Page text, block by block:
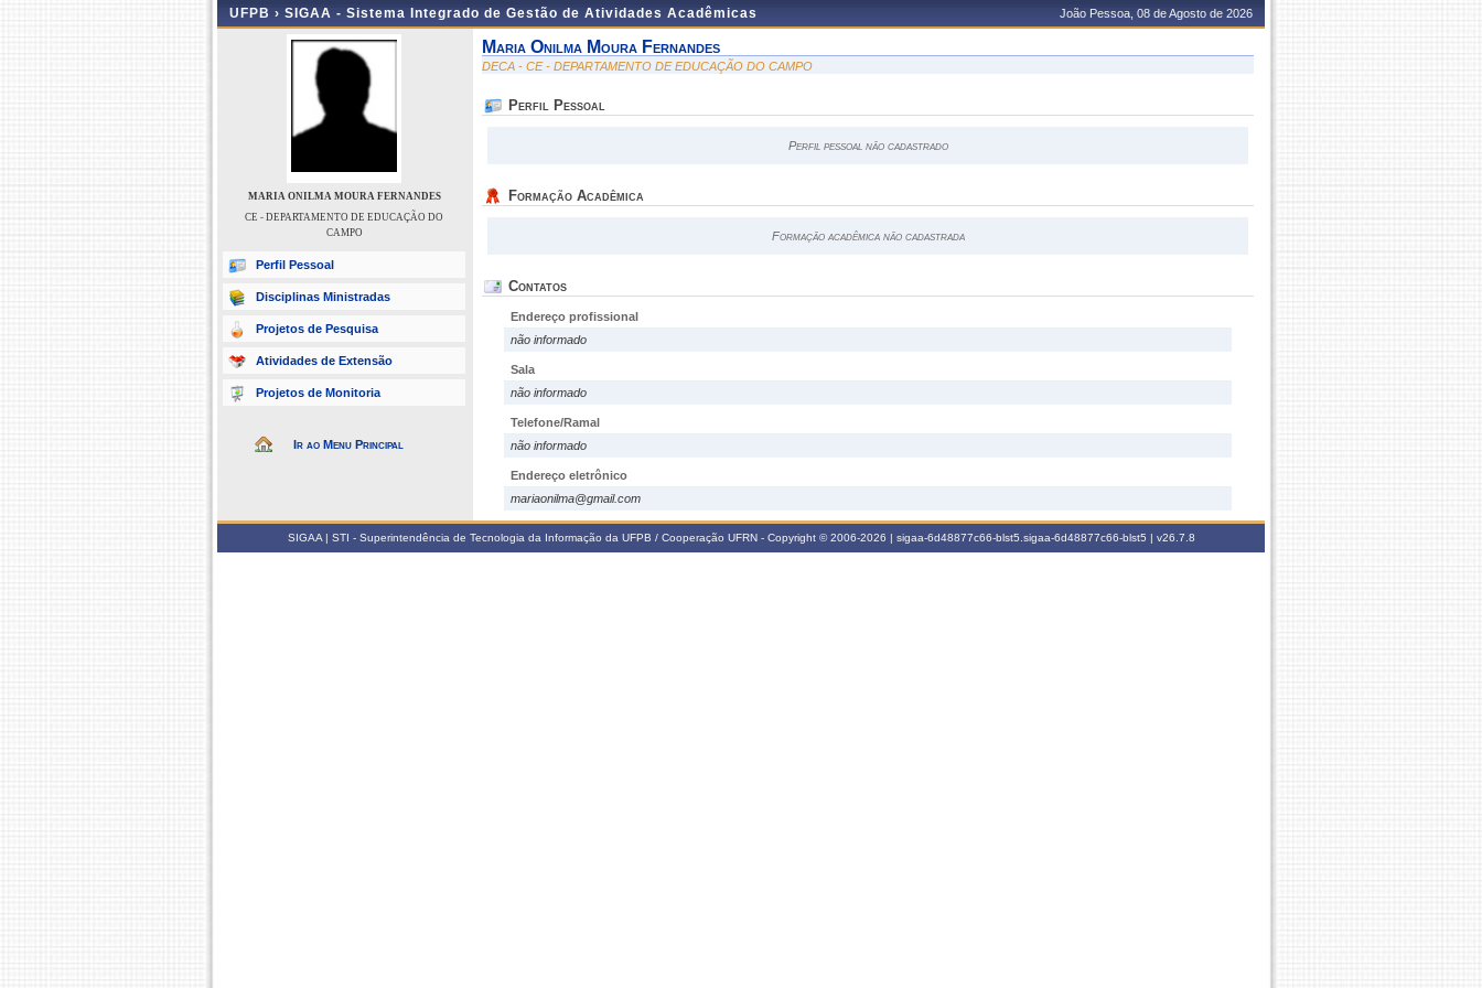
UFPB › SIGAA - Sistema Integrado de Gestão de Atividades Acadêmicas João Pessoa, 08 de Agosto de 2026
MARIA ONILMA MOURA FERNANDES
CE - DEPARTAMENTO DE EDUCAÇÃO DO
CAMPO
Perfil Pessoal
Disciplinas Ministradas
Projetos de Pesquisa
Atividades de Extensão
Projetos de Monitoria
Ir ao Menu Principal
Maria Onilma Moura Fernandes
DECA - CE - DEPARTAMENTO DE EDUCAÇÃO DO CAMPO
Perfil Pessoal
Perfil pessoal não cadastrado
Formação Acadêmica
Formação acadêmica não cadastrada
Contatos
Endereço profissional
não informado
Sala
não informado
Telefone/Ramal
não informado
Endereço eletrônico
mariaonilma@gmail.com
SIGAA | STI - Superintendência de Tecnologia da Informação da UFPB / Cooperação UFRN - Copyright © 2006-2026 | sigaa-6d48877c66-blst5.sigaa-6d48877c66-blst5 | v26.7.8